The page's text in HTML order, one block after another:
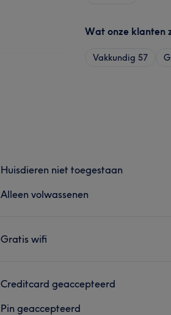
Wat onze klanten
Vakkundig 57
Huisdieren niet toegestaan
Alleen volwassenen
Gratis wifi
Creditcard geaccepteerd
Pin geaccepteerd